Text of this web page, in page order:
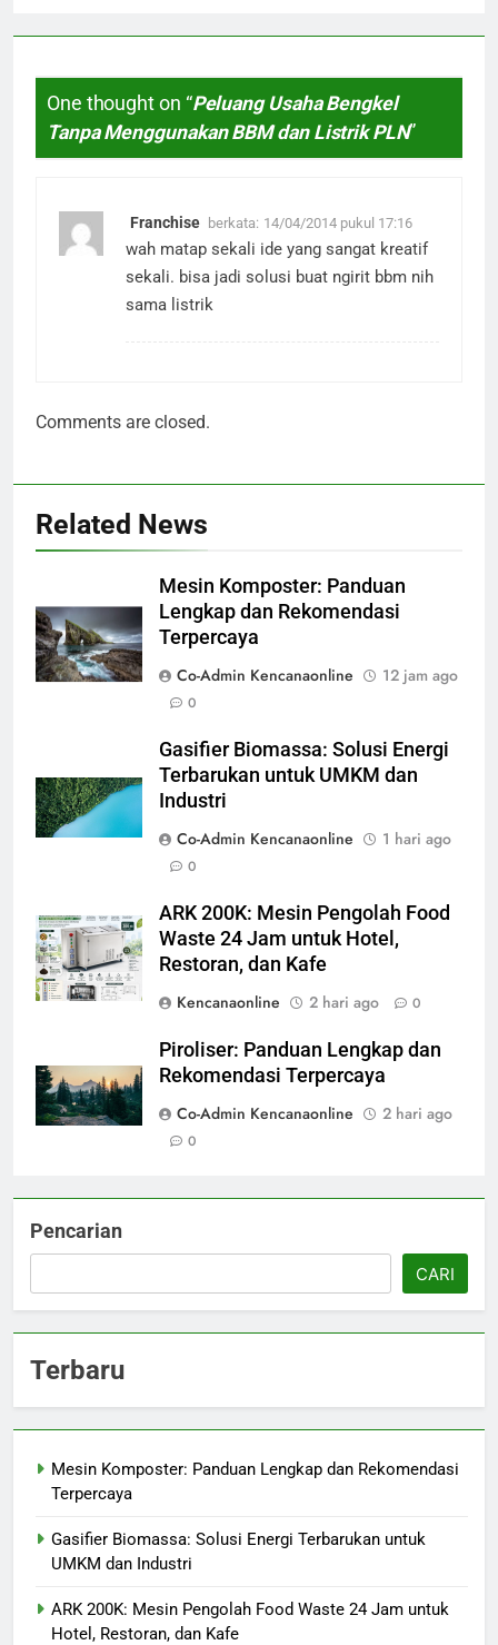
One thought on “Peluang Usaha Bengkel
Tanpa Menggunakan BBM dan Listrik PLN”
Franchise berkata: 14/04/2014 pukul 17:16
wah matap sekali ide yang sangat kreatif
sekali. bisa jadi solusi buat ngirit bbm nih
sama listrik
Comments are closed.
Related News
Mesin Komposter: Panduan
Lengkap dan Rekomendasi
Terpercaya
Co-Admin Kencanaonline
12 jam ago
0
Gasifier Biomassa: Solusi Energi
Terbarukan untuk UMKM dan
Industri
Co-Admin Kencanaonline
1 hari ago
0
ARK 200K: Mesin Pengolah Food
Waste 24 Jam untuk Hotel,
Restoran, dan Kafe
Kencanaonline
2 hari ago 0
Piroliser: Panduan Lengkap dan
Rekomendasi Terpercaya
Co-Admin Kencanaonline
2 hari ago
0
Pencarian
CARI
Terbaru
Mesin Komposter: Panduan Lengkap dan Rekomendasi
Terpercaya
Gasifier Biomassa: Solusi Energi Terbarukan untuk
UMKM dan Industri
ARK 200K: Mesin Pengolah Food Waste 24 Jam untuk
Hotel, Restoran, dan Kafe